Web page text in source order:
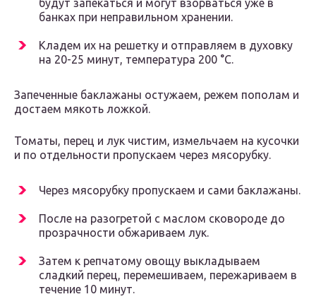
будут запекаться и могут взорваться уже в
банках при неправильном хранении.
Кладем их на решетку и отправляем в духовку
на 20-25 минут, температура 200 °С.
Запеченные баклажаны остужаем, режем пополам и
достаем мякоть ложкой.
Томаты, перец и лук чистим, измельчаем на кусочки
и по отдельности пропускаем через мясорубку.
Через мясорубку пропускаем и сами баклажаны.
После на разогретой с маслом сковороде до
прозрачности обжариваем лук.
Затем к репчатому овощу выкладываем
сладкий перец, перемешиваем, пережариваем в
течение 10 минут.